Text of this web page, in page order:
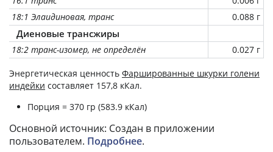
18:1 Элаидиновая, транс
0.088 г
Диеновые трансжиры
18:2 транс-изомер, не определён 0.027 г
Энергетическая ценность Фаршированные шкурки голени
индейки составляет 157,8 кКал.
Порция = 370 гр (583.9 кКал)
Основной источник: Создан в приложении
пользователем. Подробнее.